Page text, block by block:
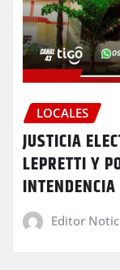
LOCALES
JUSTICIA
LEPRETTI Y
Editor